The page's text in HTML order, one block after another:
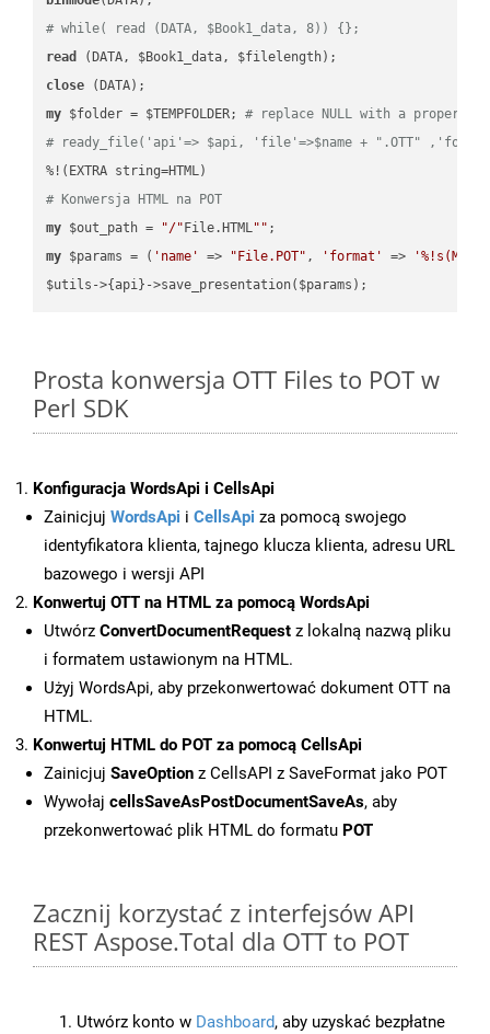
# while( read (DATA, $Book1_data, 8)) {};
read
close
my $folder = $TEMPFOLDER; # replace NULL with a proper
# ready_file('api'=> $api, 'file'=>$name + ".OTT"
# Konwersja HTML na POT
my $out_path = "/" File.HTML""
my $params = ( 'name' => "File.POT" , 'format' =>
Prosta konwersja OTT Files to POT w
Perl SDK
Konfiguracja WordsApi i CellsApi
Zainicjuj WordsApi i CellsApi za pomocą swojego
identyfikatora klienta, tajnego klucza klienta, adresu URL
bazowego i wersji API
Konwertuj OTT na HTML za pomocą WordsApi
Utwórz ConvertDocumentRequest z lokalną nazwą pliku
i formatem ustawionym na HTML.
Użyj WordsApi, aby przekonwertować dokument OTT na
HTML.
Konwertuj HTML do POT za pomocą CellsApi
Zainicjuj SaveOption z CellsAPI z SaveFormat jako POT
Wywołaj cellsSaveAsPostDocumentSaveAs, aby
przekonwertować plik HTML do formatu POT
Zacznij korzystać z interfejsów API
REST Aspose.Total dla OTT to POT
Utwórz konto w Dashboard, aby uzyskać bezpłatne